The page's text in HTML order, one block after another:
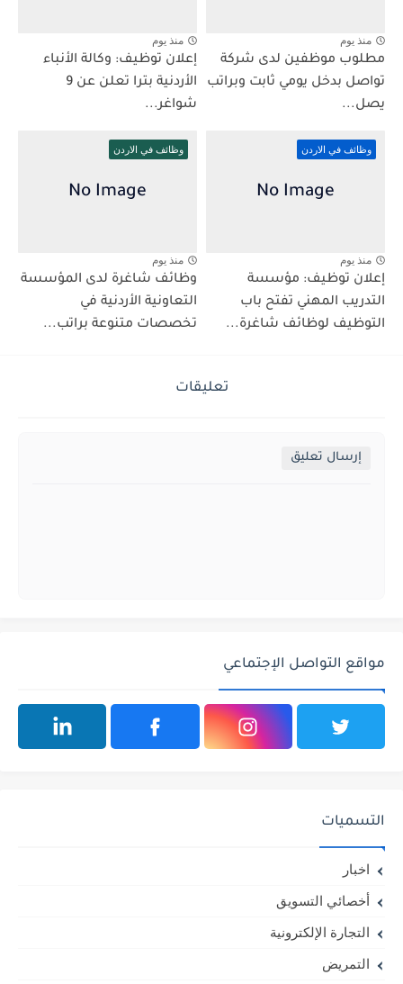
منذ يوم
مطلوب موظفين لدى شركة
تواصل بدخل يومي ثابت وبراتب
يصل...
منذ يوم
إعلان توظيف: وكالة الأنباء
الأردنية بترا تعلن عن 9
شواغر...
وظائف في الاردن
منذ يوم
إعلان توظيف: مؤسسة
التدريب المهني تفتح باب
التوظيف لوظائف شاغرة...
وظائف في الاردن
منذ يوم
وظائف شاغرة لدى المؤسسة
التعاونية الأردنية في
تخصصات متنوعة براتب...
تعليقات
إرسال تعليق
مواقع التواصل الإجتماعي
التسميات
اخبار
أخصائي التسويق
التجارة الإلكترونية
التمريض